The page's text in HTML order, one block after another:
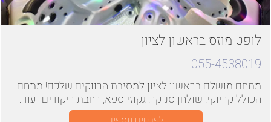
לופט מוזס בראשון לציון
055-4538019
מתחם מושלם בראשון לציון למסיבת הרווקים שלכם! מתחם
הכולל קריוקי, שולחן סנוקר, גקוזי ספא, רחבת ריקודים ועוד.